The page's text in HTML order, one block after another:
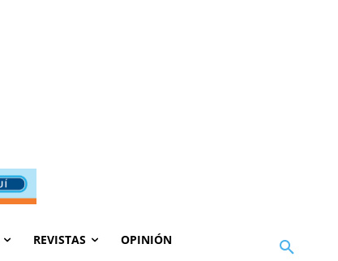
REVISTAS OPINIÓN